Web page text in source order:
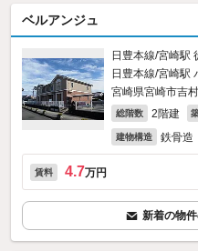
ベルアンジュ
日豊本線/宮崎駅
日豊本線/宮崎駅
宮崎県宮崎市吉
総階数 2階建
建物構造 鉄骨造
賃料 4.7万円
新着の物